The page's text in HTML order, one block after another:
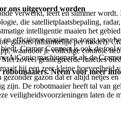
ons uitgevoerd worden
verwerkt, leert en slimmer
die satellietplaatsbepaling,
intelligentie maaien het
efficiënter maaien en zorgt
Cramer Connect is ook de
AiConic machinepark als de
gazons (afhankelijk per model).
waardoor je volledige controle
zoveel geïntegreerde functies
hij een zeer kleine hoeveelheid
gazon dat er altijd netjes
De robotmaaier heeft tal van
veiligheidsvoorzieningen laten
Neem voor meer